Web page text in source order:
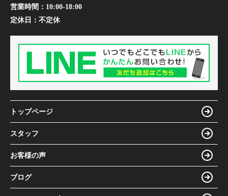
営業時間： 10:00-18:00
定休日： 不定休
トップページ
スタッフ
お客様の声
ブログ